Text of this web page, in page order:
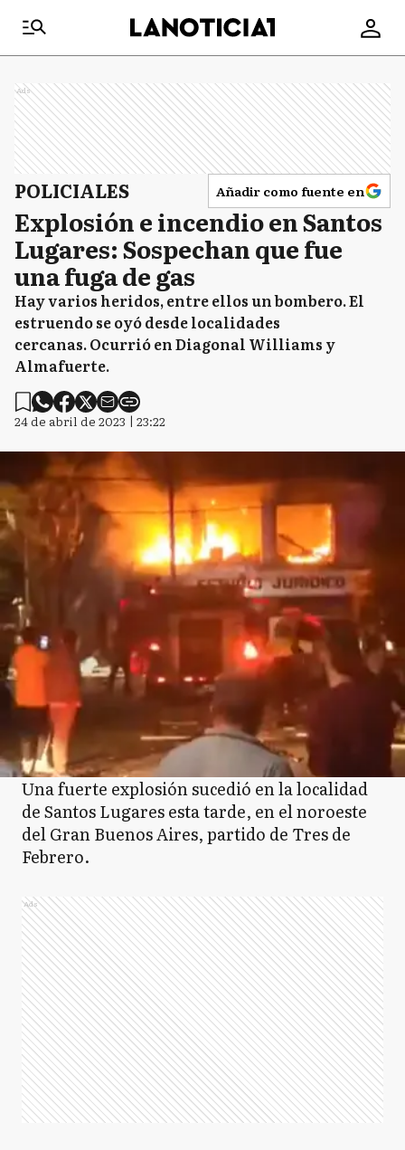
Ads
POLICIALES Añadir como fuente en
Explosión e incendio en Santos
Lugares: Sospechan que fue
una fuga de gas
Hay varios heridos, entre ellos un bombero. El
estruendo se oyó desde localidades
cercanas. Ocurrió en Diagonal Williams y
Almafuerte.
24 de abril de 2023 | 23:22
Una fuerte explosión sucedió en la localidad
de Santos Lugares esta tarde, en el noroeste
del Gran Buenos Aires, partido de Tres de
Febrero.
Ads